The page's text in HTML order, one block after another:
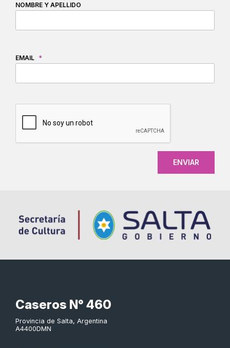
NOMBRE Y APELLIDO
EMAIL *
CAPTCHA
Caseros N° 460
Provincia de Salta, Argentina
A4400DMN